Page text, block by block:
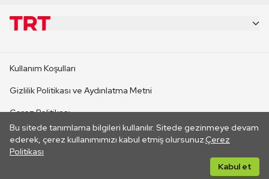
Bu sitede tanımlama bilgileri kullanılır. Sitede gezinmeye devam
ederek, çerez kullanımımızı kabul etmiş olursunuz.Çerez
Politikası
Kabul et
CANLI YAYINLAR
Kullanım Koşulları
Gizlilik Politikası ve Aydınlatma Metni
Çerez Politikası
İletişim
Her hakkı saklıdır. ©2026 TRT. Bağlantı yoluyla gidilen dış